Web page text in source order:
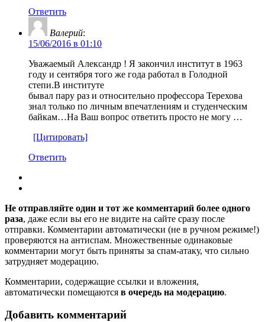
Ответить
Валерий:
15/06/2016 в 01:10
Уважаемый Александр ! Я закончил институт в 1963
году и сентября того же года работал в Голодной
степи.В институте
бывал пару раз и относительно профессора Терехова
знал только по личным впечатлениям и студенческим
байкам…На Ваш вопрос ответить просто не могу …
[Цитировать]
Ответить
Не отправляйте один и тот же комментарий более одного
раза, даже если вы его не видите на сайте сразу после
отправки. Комментарии автоматически (не в ручном режиме!)
проверяются на антиспам. Множественные одинаковые
комментарии могут быть приняты за спам-атаку, что сильно
затрудняет модерацию.
Комментарии, содержащие ссылки и вложения,
автоматически помещаются в очередь на модерацию.
Добавить комментарий